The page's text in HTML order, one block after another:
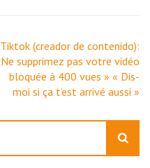
Tiktok (creador de contenido):
Ne supprimez pas votre vidéo
bloquée à 400 vues » « Dis-
moi si ça t’est arrivé aussi »